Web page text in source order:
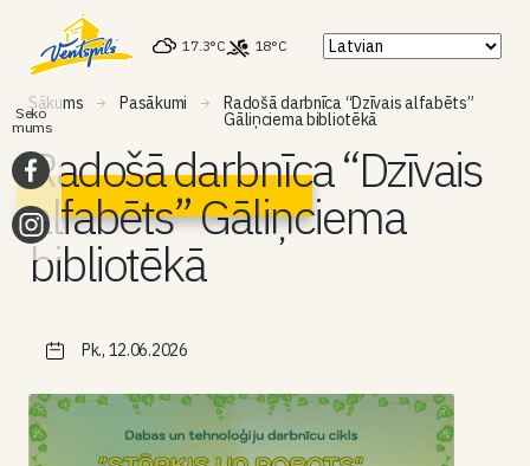
17.3°C 18°C
Sākums Pasākumi Radošā darbnīca “Dzīvais alfabēts”
Gāliņciema bibliotēkā
Radošā darbnīca “Dzīvais
alfabēts” Gāliņciema
bibliotēkā
Pk., 12.06.2026
Seko
mums